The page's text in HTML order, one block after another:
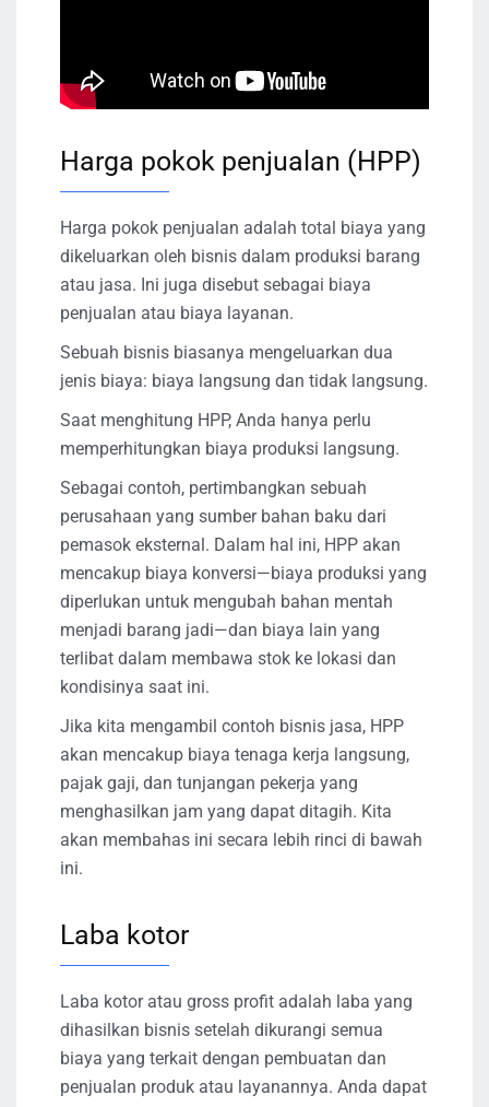
Harga pokok penjualan (HPP)
Harga pokok penjualan adalah total biaya yang
dikeluarkan oleh bisnis dalam produksi barang
atau jasa. Ini juga disebut sebagai biaya
penjualan atau biaya layanan.
Sebuah bisnis biasanya mengeluarkan dua
jenis biaya: biaya langsung dan tidak langsung.
Saat menghitung HPP, Anda hanya perlu
memperhitungkan biaya produksi langsung.
Sebagai contoh, pertimbangkan sebuah
perusahaan yang sumber bahan baku dari
pemasok eksternal. Dalam hal ini, HPP akan
mencakup biaya konversi—biaya produksi yang
diperlukan untuk mengubah bahan mentah
menjadi barang jadi—dan biaya lain yang
terlibat dalam membawa stok ke lokasi dan
kondisinya saat ini.
Jika kita mengambil contoh bisnis jasa, HPP
akan mencakup biaya tenaga kerja langsung,
pajak gaji, dan tunjangan pekerja yang
menghasilkan jam yang dapat ditagih. Kita
akan membahas ini secara lebih rinci di bawah
ini.
Laba kotor
Laba kotor atau gross profit adalah laba yang
dihasilkan bisnis setelah dikurangi semua
biaya yang terkait dengan pembuatan dan
penjualan produk atau layanannya. Anda dapat